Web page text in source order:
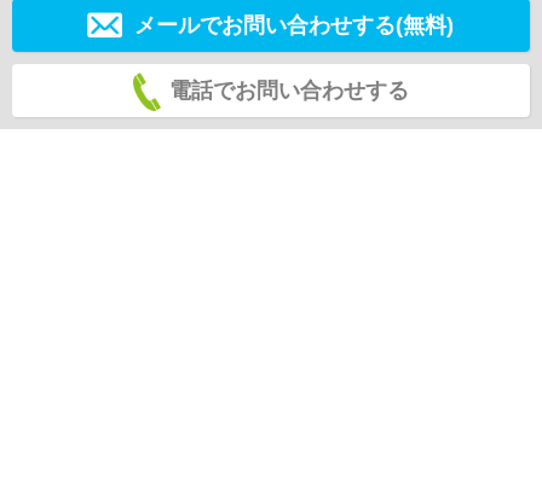
メールでお問い合わせする(無料)
電話でお問い合わせする